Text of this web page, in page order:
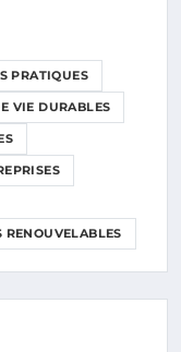
PRATIQUES
VIE DURABLES
RENOUVELABLES